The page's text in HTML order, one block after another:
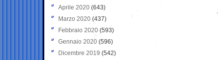
Aprile 2020 (643)
Marzo 2020 (437)
Febbraio 2020 (593)
Gennaio 2020 (596)
Dicembre 2019 (542)